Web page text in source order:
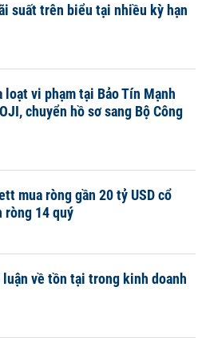
suất trên biểu tại nhiều kỳ hạn
vi phạm tại Bảo Tín Mạnh
chuyển hồ sơ sang Bộ Công
mua ròng gần 20 tỷ USD cổ
ròng 14 quý
về tồn tại trong kinh doanh